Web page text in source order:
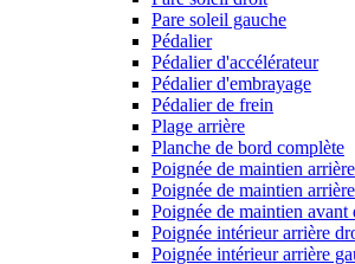
Pare soleil gauche
Pédalier
Pédalier d'accélérateur
Pédalier d'embrayage
Pédalier de frein
Plage arrière
Planche de bord complète
Poignée de maintien
Poignée de maintien
Poignée de maintien avant
Poignée intérieur arrière
Poignée intérieur arrière